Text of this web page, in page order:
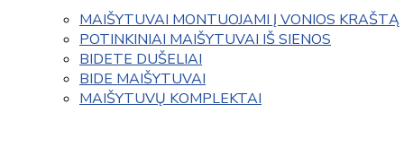
MAIŠYTUVAI MONTUOJAMI Į VONIOS KRAŠTĄ
POTINKINIAI MAIŠYTUVAI IŠ SIENOS
BIDETE DUŠELIAI
BIDE MAIŠYTUVAI
MAIŠYTUVŲ KOMPLEKTAI